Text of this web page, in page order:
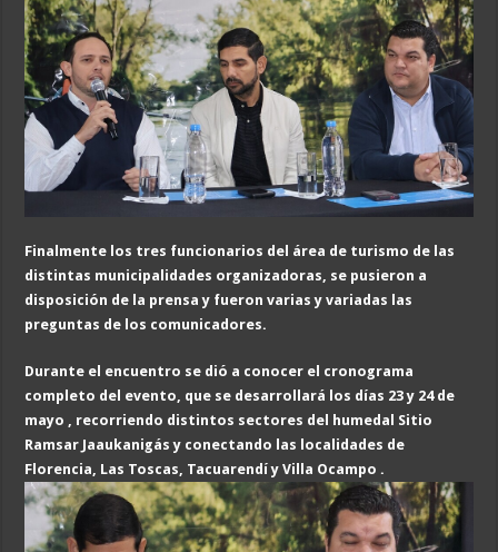
Finalmente los tres funcionarios del área de turismo de las
distintas municipalidades organizadoras, se pusieron a
disposición de la prensa y fueron varias y variadas las
preguntas de los comunicadores.
Durante el encuentro se dió a conocer el cronograma
completo del evento, que se desarrollará los días 23 y 24 de
mayo , recorriendo distintos sectores del humedal Sitio
Ramsar Jaaukanigás y conectando las localidades de
Florencia, Las Toscas, Tacuarendí y Villa Ocampo .